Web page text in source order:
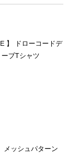
】 ドローコードデ
ブTシャツ
メッシュパターン